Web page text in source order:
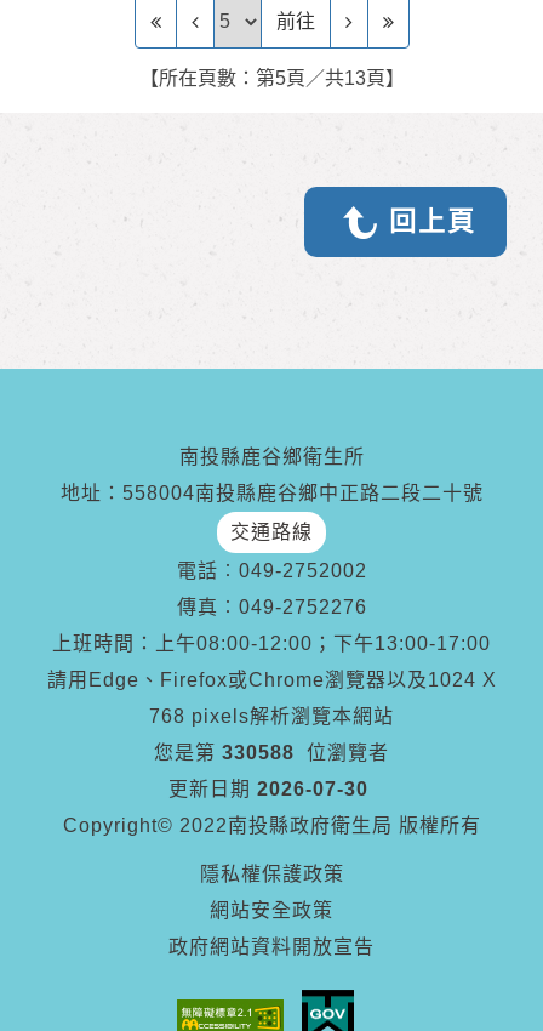
前往頁 前往
【所在頁數：第5頁／共13頁】
回上頁
南投縣鹿谷鄉衛生所
地址：558004南投縣鹿谷鄉中正路二段二十號
交通路線
電話︰ 049-2752002
傳真︰ 049-2752276
上班時間：上午08:00-12:00；下午13:00-17:00
請用Edge、Firefox或Chrome瀏覽器以及1024 X
768 pixels解析瀏覽本網站
您是第 330588
位瀏覽者
更新日期 2026-07-30
Copyright© 2022南投縣政府衛生局 版權所有
隱私權保護政策
網站安全政策
政府網站資料開放宣告